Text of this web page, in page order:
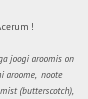
!
joogi aroomis on
aroome, noote
(butterscotch),